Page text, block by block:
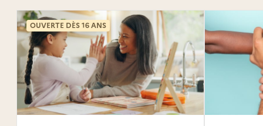
OUVERTE DÈS 16 ANS